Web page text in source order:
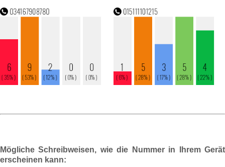
Mögliche Schreibweisen, wie die Nummer in Ihrem Gerät
erscheinen kann: